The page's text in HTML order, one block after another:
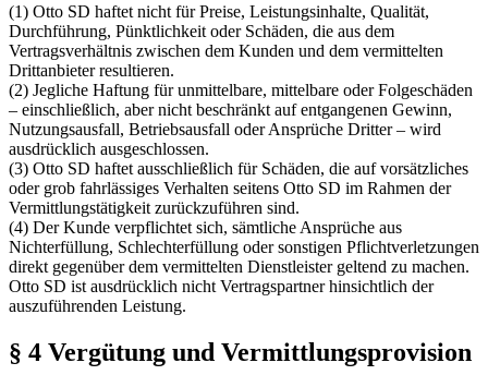
(1) Otto SD haftet nicht für Preise, Leistungsinhalte, Qualität,
Durchführung, Pünktlichkeit oder Schäden, die aus dem
Vertragsverhältnis zwischen dem Kunden und dem vermittelten
Drittanbieter resultieren.
(2) Jegliche Haftung für unmittelbare, mittelbare oder Folgeschäden
– einschließlich, aber nicht beschränkt auf entgangenen Gewinn,
Nutzungsausfall, Betriebsausfall oder Ansprüche Dritter – wird
ausdrücklich ausgeschlossen.
(3) Otto SD haftet ausschließlich für Schäden, die auf vorsätzliches
oder grob fahrlässiges Verhalten seitens Otto SD im Rahmen der
Vermittlungstätigkeit zurückzuführen sind.
(4) Der Kunde verpflichtet sich, sämtliche Ansprüche aus
Nichterfüllung, Schlechterfüllung oder sonstigen Pflichtverletzungen
direkt gegenüber dem vermittelten Dienstleister geltend zu machen.
Otto SD ist ausdrücklich nicht Vertragspartner hinsichtlich der
auszuführenden Leistung.
§ 4 Vergütung und Vermittlungsprovision